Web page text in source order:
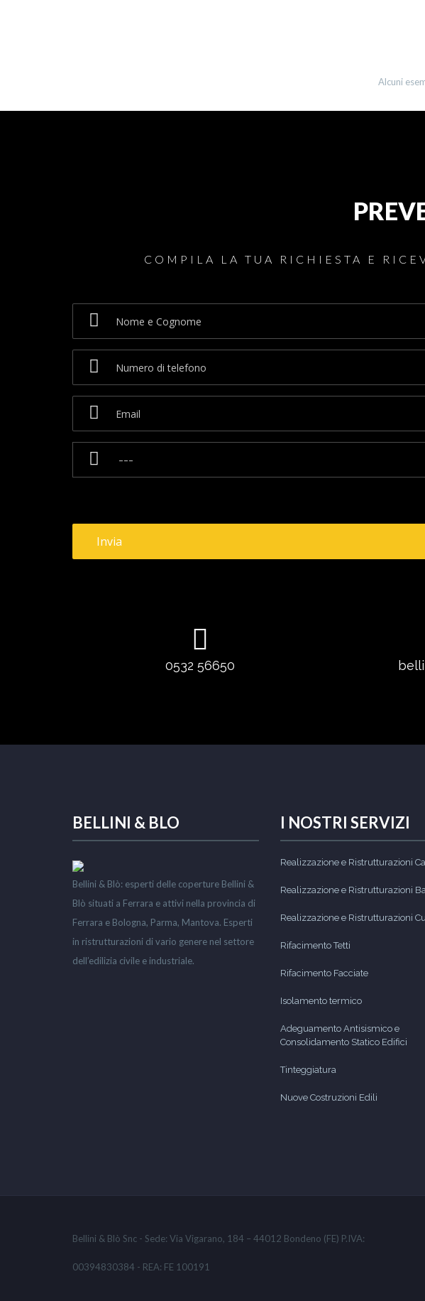
Alcuni
COMPILA LA TUA RICHIESTA E
0532 56650
BELLINI & BLO
Bellini & Blò: esperti delle coperture Bellini &
Blò situati a Ferrara e attivi nella provincia di
Ferrara e Bologna, Parma, Mantova. Esperti
in ristrutturazioni di vario genere nel settore
dell’edilizia civile e industriale.
I NOSTRI SERVIZI
Realizzazione e Ristrutturazioni
Realizzazione e Ristrutturazioni
Realizzazione e Ristrutturazioni
Rifacimento Tetti
Rifacimento Facciate
Isolamento termico
Adeguamento Antisismico e
Consolidamento Statico Edifici
Tinteggiatura
Nuove Costruzioni Edili
Bellini & Blò Snc - Sede: Via Vigarano, 184 – 44012 Bondeno (FE) P.IVA:
00394830384 - REA: FE 100191